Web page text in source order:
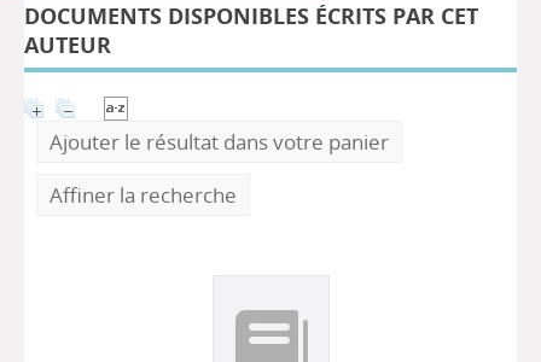
DOCUMENTS DISPONIBLES ÉCRITS PAR CET
AUTEUR
Ajouter le résultat dans votre panier
Affiner la recherche